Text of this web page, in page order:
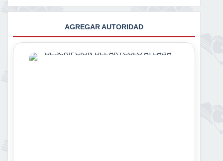
AGREGAR AUTORIDAD